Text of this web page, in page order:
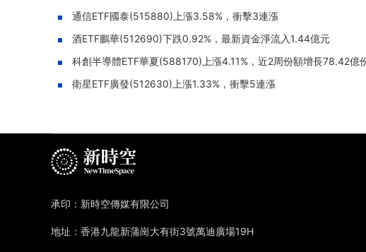
通信ETF國泰(515880)上漲3.58%，衝擊3連漲
酒ETF鵬華(512690)下跌0.92%，最新資金淨流入1.44億元
科創半導體ETF華夏(588170)上漲4.11%，近2周份額增長78.42億
衛星ETF廣發(512630)上漲1.33%，衝擊5連漲
承印：新時空傳媒有限公司
地址：香港九龍新蒲崗大有街3號萬迪廣場19H